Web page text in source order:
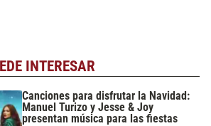
INTERESAR
Canciones para disfrutar la Navidad:
Manuel Turizo y Jesse & Joy
presentan música para las fiestas